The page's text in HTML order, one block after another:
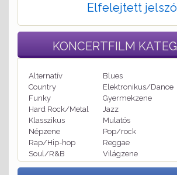
Elfelejtett jelszó
KONCERTFILM
Alternatív
Blues
Country
Elektronikus/Dance
Funky
Gyermekzene
Hard Rock/Metal
Jazz
Klasszikus
Mulatós
Népzene
Pop/rock
Rap/Hip-hop
Reggae
Soul/R&B
Világzene